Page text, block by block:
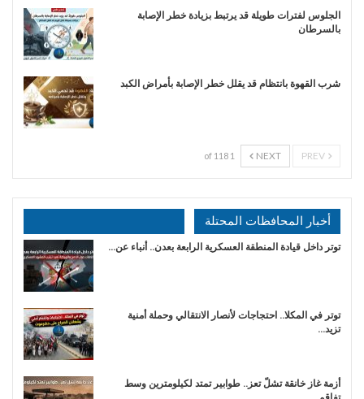
الجلوس لفترات طويلة قد يرتبط بزيادة خطر الإصابة
بالسرطان
شرب القهوة بانتظام قد يقلل خطر الإصابة بأمراض الكبد
NEXT
1 of 118
أخبار المحافظات المحتلة
توتر داخل قيادة المنطقة العسكرية الرابعة بعدن.. أنباء عن…
توتر في المكلا.. احتجاجات لأنصار الانتقالي وحملة أمنية
تزيد…
أزمة غاز خانقة تشلّ تعز.. طوابير تمتد لكيلومترين وسط